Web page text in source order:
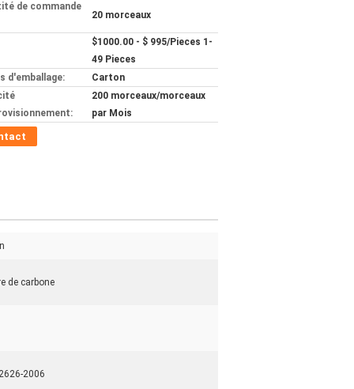
de commande
20 morceaux
$1000.00 - $ 995/Pieces 1-
49 Pieces
d'emballage:
Carton
200 morceaux/morceaux
par Mois
de carbone
2006